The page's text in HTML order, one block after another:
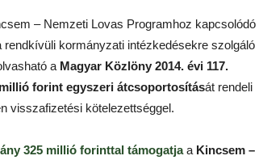
– Nemzeti Lovas Programhoz kapcsolódó
kormányzati intézkedésekre szolgáló
a Magyar Közlöny 2014. évi 117.
forint egyszeri átcsoportosítását rendeli
visszafizetési kötelezettséggel.
325 millió forinttal támogatjaa Kincsem –